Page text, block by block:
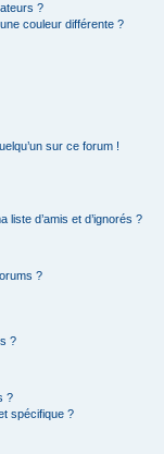
?
couleur différente ?
sur ce forum !
d’amis et d’ignorés ?
?
?
?
spécifique ?